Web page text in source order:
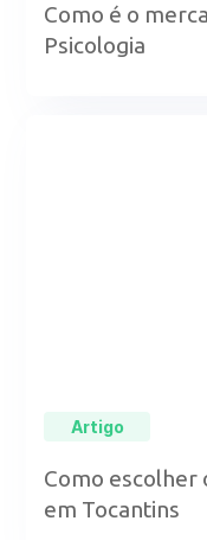
Como é o
Psicologia
Artigo
Como escolher
em Tocantins